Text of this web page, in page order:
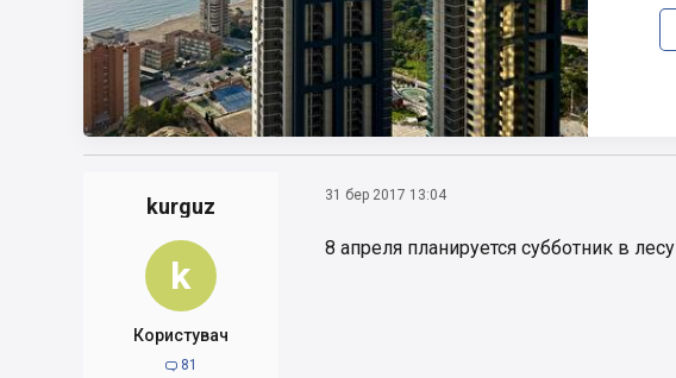
kurguz
k
Користувач
 81
31 бер 2017 13:04
8 апреля планируется субботник в лесу